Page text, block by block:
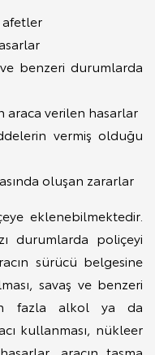
afetler
benzeri durumlarda
araca verilen hasarlar
vermiş olduğu
oluşan zararlar
eklenebilmektedir.
durumlarda poliçeyi
sürücü belgesine
savaş ve benzeri
fazla alkol ya da
kullanması, nükleer